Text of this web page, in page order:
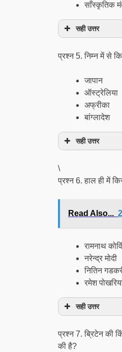
साँस्कृतिक
सही उत्तर
प्रश्न 5. निम्न में से
जापान
ऑस्ट्रेलिया
अफ्रीका
बांग्लादेश
सही उत्तर
\
प्रश्न 6. हाल ही में
Read Also...
रामनाथ
नरेन्द्र मोदी
नितिन
रमेश
सही उत्तर
प्रश्न 7. ब्रिटेन की
की है?